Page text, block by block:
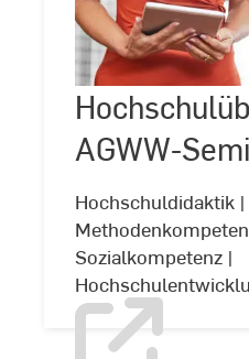
©Joanrae
P/
AGWW-
Hochschuldidaktik |
Sozialkompetenz |